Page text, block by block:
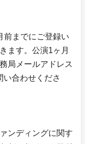
までにご登録い
ます。公演1ヶ月
局メールアドレス
い合わせくださ
ンディングに関す